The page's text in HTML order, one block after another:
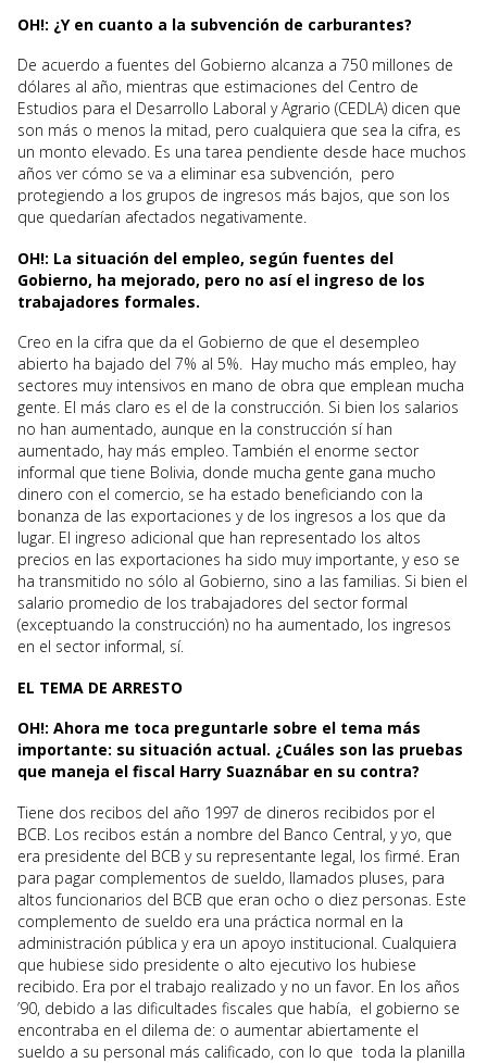
OH!: ¿Y en cuanto a la subvención de carburantes?
De acuerdo a fuentes del Gobierno alcanza a 750 millones de
dólares al año, mientras que estimaciones del Centro de
Estudios para el Desarrollo Laboral y Agrario (CEDLA) dicen que
son más o menos la mitad, pero cualquiera que sea la cifra, es
un monto elevado. Es una tarea pendiente desde hace muchos
años ver cómo se va a eliminar esa subvención, pero
protegiendo a los grupos de ingresos más bajos, que son los
que quedarían afectados negativamente.
OH!: La situación del empleo, según fuentes del
Gobierno, ha mejorado, pero no así el ingreso de los
trabajadores formales.
Creo en la cifra que da el Gobierno de que el desempleo
abierto ha bajado del 7% al 5%. Hay mucho más empleo, hay
sectores muy intensivos en mano de obra que emplean mucha
gente. El más claro es el de la construcción. Si bien los salarios
no han aumentado, aunque en la construcción sí han
aumentado, hay más empleo. También el enorme sector
informal que tiene Bolivia, donde mucha gente gana mucho
dinero con el comercio, se ha estado beneficiando con la
bonanza de las exportaciones y de los ingresos a los que da
lugar. El ingreso adicional que han representado los altos
precios en las exportaciones ha sido muy importante, y eso se
ha transmitido no sólo al Gobierno, sino a las familias. Si bien el
salario promedio de los trabajadores del sector formal
(exceptuando la construcción) no ha aumentado, los ingresos
en el sector informal, sí.
EL TEMA DE ARRESTO
OH!: Ahora me toca preguntarle sobre el tema más
importante: su situación actual. ¿Cuáles son las pruebas
que maneja el fiscal Harry Suaznábar en su contra?
Tiene dos recibos del año 1997 de dineros recibidos por el
BCB. Los recibos están a nombre del Banco Central, y yo, que
era presidente del BCB y su representante legal, los firmé. Eran
para pagar complementos de sueldo, llamados pluses, para
altos funcionarios del BCB que eran ocho o diez personas. Este
complemento de sueldo era una práctica normal en la
administración pública y era un apoyo institucional. Cualquiera
que hubiese sido presidente o alto ejecutivo los hubiese
recibido. Era por el trabajo realizado y no un favor. En los años
’90, debido a las dificultades fiscales que había, el gobierno se
encontraba en el dilema de: o aumentar abiertamente el
sueldo a su personal más calificado, con lo que toda la planilla